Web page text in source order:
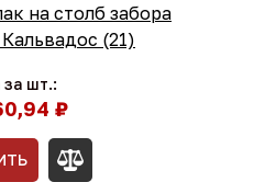
на столб забора
(21)
шт.:
₽